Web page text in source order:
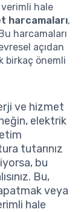
verimli hale
harcamaları,
harcamaları
açıdan
birkaç önemli
ve hizmet
elektrik
tutarınız
bu
Bu,
veya
hale